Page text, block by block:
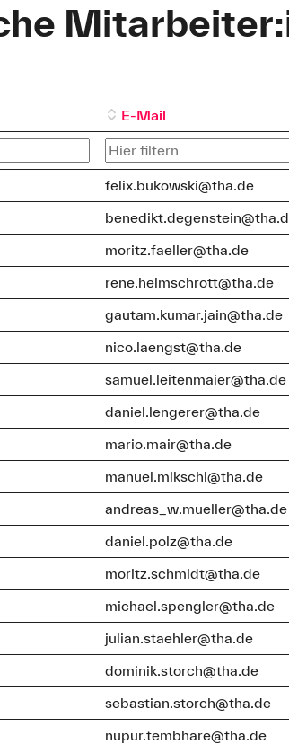
E-Mail
felix.bukowski@tha.de
moritz.faeller@tha.de
rene.helmschrott@tha.de
gautam.kumar.jain@tha.de
nico.laengst@tha.de
samuel.leitenmaier@tha.de
daniel.lengerer@tha.de
mario.mair@tha.de
manuel.mikschl@tha.de
andreas_w.mueller@tha.de
daniel.polz@tha.de
moritz.schmidt@tha.de
michael.spengler@tha.de
julian.staehler@tha.de
dominik.storch@tha.de
sebastian.storch@tha.de
nupur.tembhare@tha.de